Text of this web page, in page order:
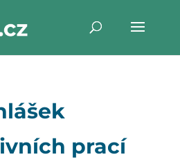
prací